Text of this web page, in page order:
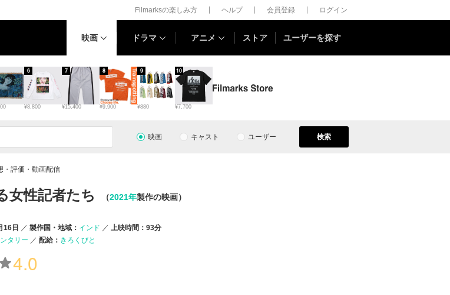
Filmarksの楽しみ方 ヘルプ 会員登録 ログイン
映画 ドラマ アニメ ストア ユーザーを探す
¥8,800
6
¥15,400
7
¥9,900
8
¥880
9
¥7,700
10
映画 キャスト ユーザー 検索
・評価・動画配信
女性記者たち （2021年製作の映画）
16日
製作国・地域： インド
上映時間：93分
タリー 配給： きろくびと
4.0